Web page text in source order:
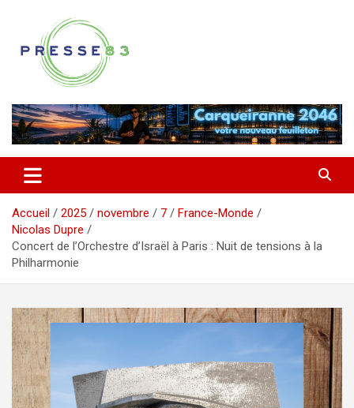
contenu
Presse 83
Accueil 2025 novembre 7
France-Monde
Nicolas Dupre
Concert de l’Orchestre d’Israël à Paris : Nuit de tensions à la
Philharmonie